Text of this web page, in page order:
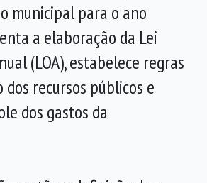
municipal para o ano
a elaboração da Lei
(LOA), estabelece regras
recursos públicos e
dos gastos da